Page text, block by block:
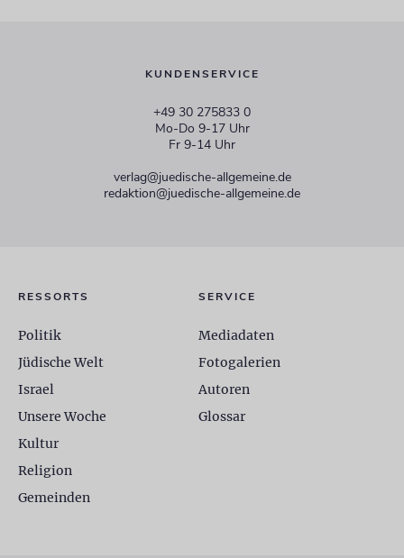
KUNDENSERVICE
+49 30 275833 0
Mo-Do 9-17 Uhr
Fr 9-14 Uhr
verlag@juedische-allgemeine.de
redaktion@juedische-allgemeine.de
RESSORTS
Politik
Jüdische Welt
Israel
Unsere Woche
Kultur
Religion
Gemeinden
SERVICE
Mediadaten
Fotogalerien
Autoren
Glossar